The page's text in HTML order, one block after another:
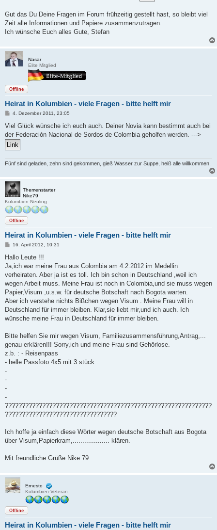
Gut das Du Deine Fragen im Forum frühzeitig gestellt hast, so bleibt viel
Zeit alle Informationen und Papiere zusammenzutragen.
Ich wünsche Euch alles Gute, Stefan
Nasar
Elite Mitglied
Offline
Heirat in Kolumbien - viele Fragen - bitte helft mir
B
i
r
a
g
4. Dezember 2011, 23:05
Viel Glück wünsche ich euch auch. Deiner Novia kann bestimmt auch bei
der Federación Nacional de Sordos de Colombia geholfen werden. --->
Fünf sind geladen, zehn sind gekommen, gieß Wasser zur Suppe, heiß alle willkommen.
Themenstarter
Nike79
Kolumbien-Neuling
Offline
Heirat in Kolumbien - viele Fragen - bitte helft mir
B
i
r
a
16. April 2012, 10:31
Hallo Leute !!!
Ja,ich war meine Frau aus Colombia am 4.2.2012 im Medellin
verheiraten. Aber ja ist es toll. Ich bin schon in Deutschland ,weil ich
wegen Arbeit muss. Meine Frau ist noch in Colombia,und sie muss wegen
Papier,Visum ,u.s.w. für deutsche Botschaft nach Bogota warten.
Aber ich verstehe nichts Bißchen wegen Visum . Meine Frau will in
Deutschland für immer bleiben. Klar,sie liebt mir,und ich auch. Ich
wünsche meine Frau in Deutschland für immer bleiben.
Bitte helfen Sie mir wegen Visum, Familiezusammensführung,Antrag,...
genau erklären!!! Sorry,ich und meine Frau sind Gehörlose.
z.b. : - Reisenpass
- helle Passfoto 4x5 mit 3 stück
-
-
-
-
?????????????????????????????????????????????????????????????
?????????????????????????????????
Ich hoffe ja einfach diese Wörter wegen deutsche Botschaft aus Bogota
über Visum,Papierkram,................... klären.
Mit freundliche Grüße Nike 79
Ernesto
Kolumbien-Veteran
Offline
Heirat in Kolumbien - viele Fragen - bitte helft mir